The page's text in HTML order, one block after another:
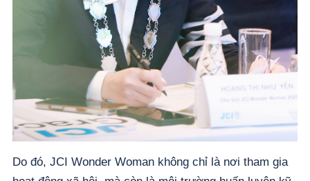
Do đó, JCI Wonder Woman không chỉ là nơi tham gia